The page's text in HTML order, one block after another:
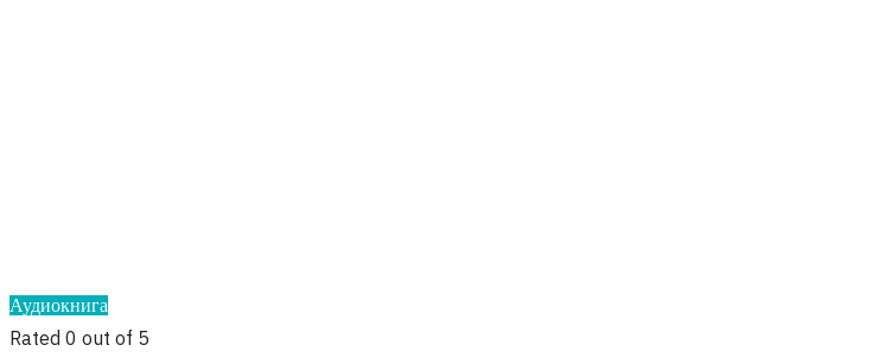
Аудиокнига
Rated 0 out of 5